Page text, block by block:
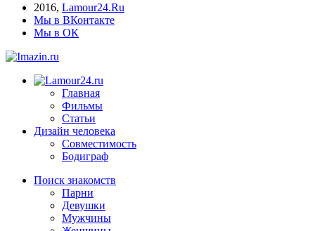
2016, Lamour24.Ru
Мы в ВКонтакте
Мы в ОК
Главная
Фильмы
Статьи
Дизайн человека
Совместимость
Бодиграф
Поиск знакомств
Парни
Девушки
Мужчины